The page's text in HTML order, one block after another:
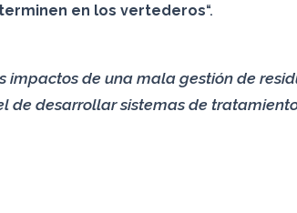
en los vertederos“.
impactos de una mala gestión de
de desarrollar sistemas de